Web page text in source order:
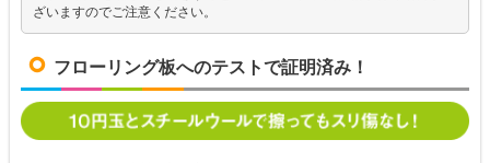
ざいますのでご注意ください。
フローリング板へのテストで証明済み！